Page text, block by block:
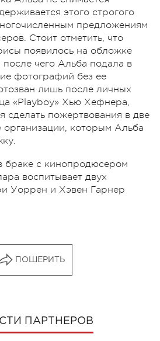
этого строгого
предложениям
Стоит отметить, что
появилось на обложке
чего Альба подала в
фотографий без ее
лишь после личных
«Playboy» Хью Хефнера,
сделать пожертвования в две
организации, которым Альба
браке с кинопродюсером
воспитывает двух
Уоррен и Хэвен Гарнер
ПОШЕРИТЬ
ПАРТНЕРОВ